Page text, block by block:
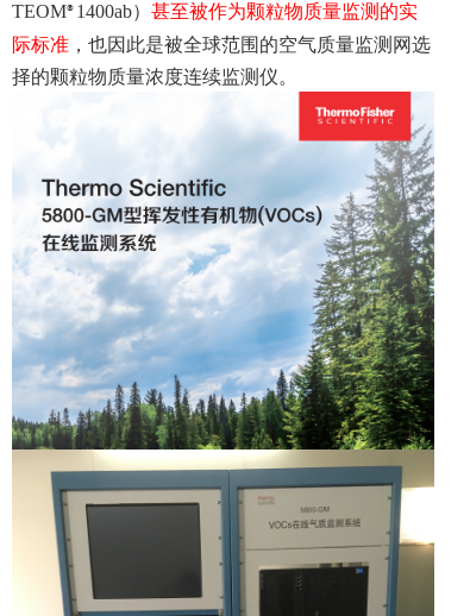
TEOM®1400ab） 甚至被作为颗粒物质量监测的实
际标准 ，也因此是被全球范围的空气质量监测网选
择的颗粒物质量浓度连续监测仪。